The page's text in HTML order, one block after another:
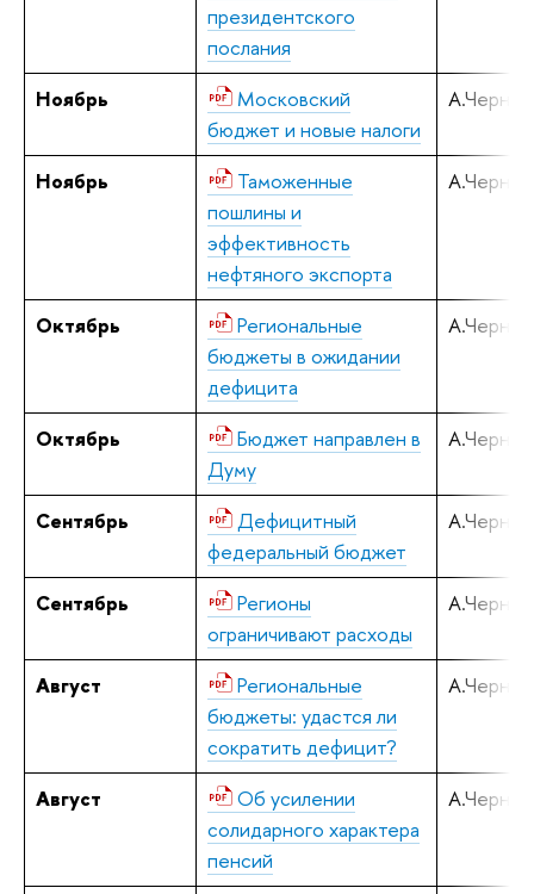
президентского
послания
Ноябрь
Московский
бюджет и новые налоги
Ноябрь
Таможенные
пошлины и
эффективность
нефтяного экспорта
Октябрь
Региональные
бюджеты в ожидании
дефицита
Октябрь
Бюджет направлен в
Думу
Сентябрь
Дефицитный
федеральный бюджет
Сентябрь
Регионы
ограничивают расходы
Август
Региональные
бюджеты: удастся ли
сократить дефицит?
Август
Об усилении
солидарного характера
пенсий